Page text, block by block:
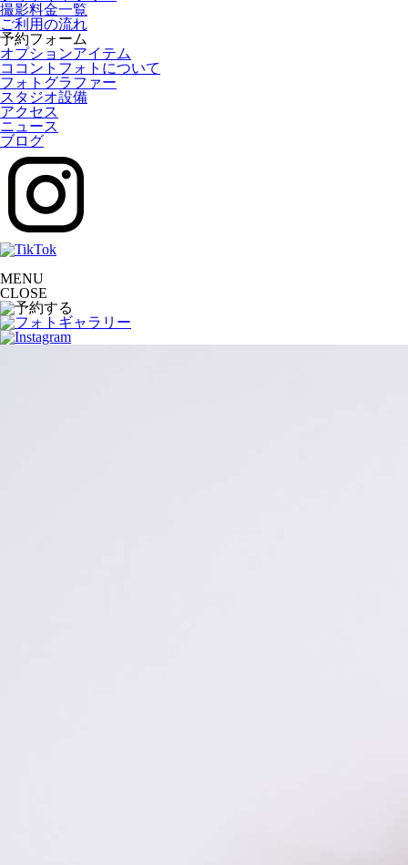
撮影料金一覧
ご利用の流れ
予約フォーム
オプションアイテム
ココントフォトについて
フォトグラファー
スタジオ設備
アクセス
ニュース
ブログ
MENU
CLOSE